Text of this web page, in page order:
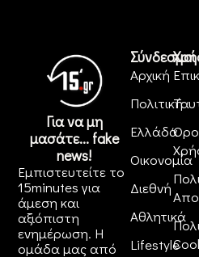
Για να μη
μασάτε... fake
news!
Εμπιστευτείτε το
15minutes για
άμεση και
αξιόπιστη
ενημέρωση. Η
ομάδα μας από
Σύνδεσμοι
Αρχική
Πολιτική
Ελλάδα
Οικονομία
Διεθνή
Αθλητικά
Lifestyle